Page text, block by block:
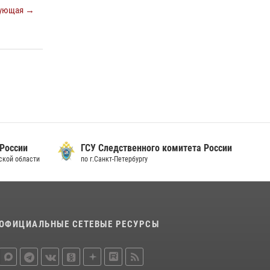
→
клуба «Умные каникулы»
16 июля 2026, 10:58
области
ГСУ Следственного комитета России
по г.Санкт-Петербургу
СЕТЕВЫЕ РЕСУРСЫ